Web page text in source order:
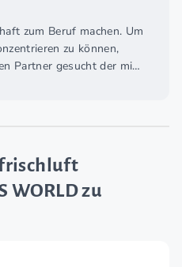
zum Beruf machen. Um
zu können,
Partner gesucht der mich
WORLD zu